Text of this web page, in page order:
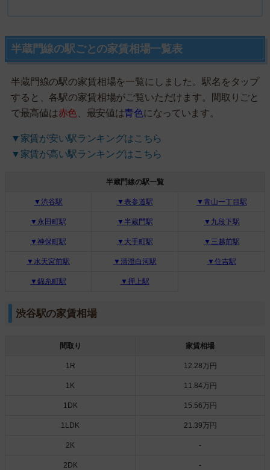
半蔵門線の駅ごとの家賃相場一覧表
半蔵門線の駅の家賃相場を一覧にしました。駅名をタップ
すると、各駅の家賃相場がご覧いただけます。間取りごと
で最高値は赤色、最安値は青色になっています。
▼家賃が安い駅ランキングはこちら
▼家賃が高い駅ランキングはこちら
半蔵門線の駅一覧
▼渋谷駅 ▼表参道駅 ▼青山一丁目駅
▼永田町駅 ▼半蔵門駅 ▼九段下駅
▼神保町駅 ▼大手町駅 ▼三越前駅
▼水天宮前駅 ▼清澄白河駅 ▼住吉駅
▼錦糸町駅 ▼押上駅
渋谷駅の家賃相場
間取り 家賃相場
1R 12.28万円
1K 11.84万円
1DK 15.56万円
1LDK 21.39万円
2K -
2DK -